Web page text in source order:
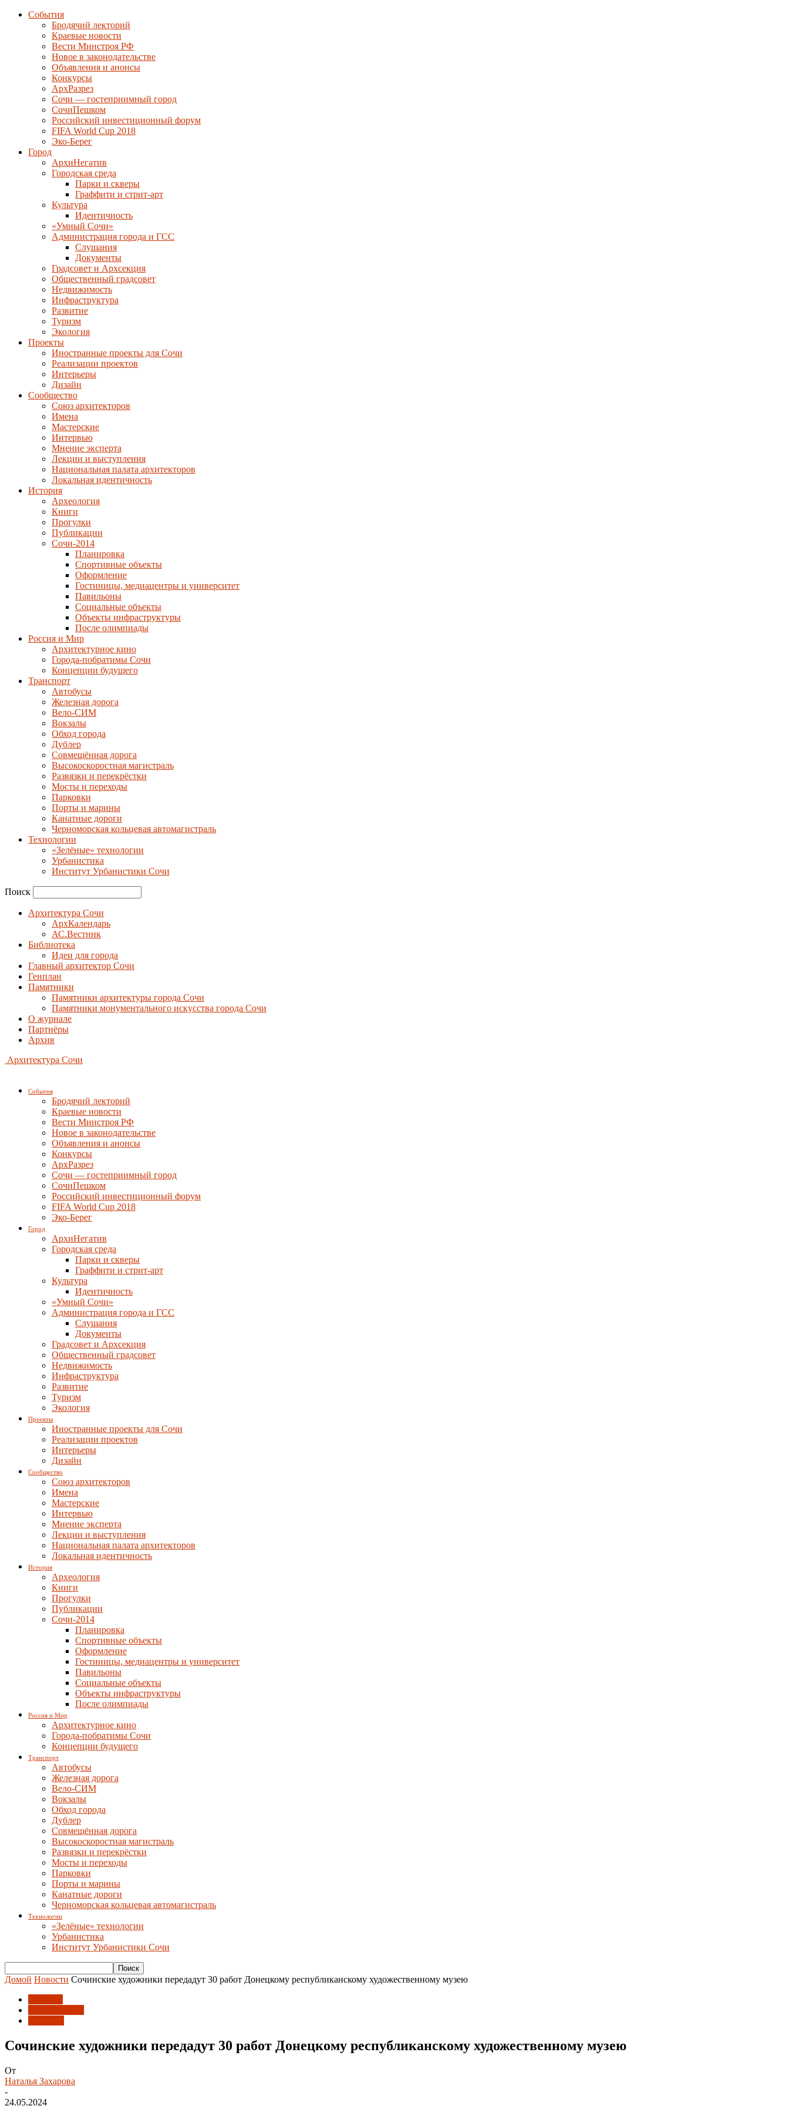
События
Бродячий лекторий
Краевые новости
Вести Минстроя РФ
Новое в законодательстве
Объявления и анонсы
Конкурсы
АрхРазрез
Сочи — гостеприимный город
СочиПешком
Российский инвестиционный форум
FIFA World Cup 2018
Эко-Берег
Город
АрхиНегатив
Городская среда
Парки и скверы
Граффити и стрит-арт
Культура
Идентичность
«Умный Сочи»
Администрация города и ГСС
Слушания
Документы
Градсовет и Архсекция
Общественный градсовет
Недвижимость
Инфраструктура
Развитие
Туризм
Экология
Проекты
Иностранные проекты для Сочи
Реализации проектов
Интерьеры
Дизайн
Сообщество
Союз архитекторов
Имена
Мастерские
Интервью
Мнение эксперта
Лекции и выступления
Национальная палата архитекторов
Локальная идентичность
История
Археология
Книги
Прогулки
Публикации
Сочи-2014
Планировка
Спортивные объекты
Оформление
Гостиницы, медиацентры и университет
Павильоны
Социальные объекты
Объекты инфраструктуры
После олимпиады
Россия и Мир
Архитектурное кино
Города-побратимы Сочи
Концепции будущего
Транспорт
Автобусы
Железная дорога
Вело-СИМ
Вокзалы
Обход города
Дублер
Совмещённая дорога
Высокоскоростная магистраль
Развязки и перекрёстки
Мосты и переходы
Парковки
Порты и марины
Канатные дороги
Черноморская кольцевая автомагистраль
Технологии
«Зелёные» технологии
Урбанистика
Институт Урбанистики Сочи
Поиск
Архитектура Сочи
АрхКалендарь
АС.Вестник
Библиотека
Идеи для города
Главный архитектор Сочи
Генплан
Памятники
Памятники архитектуры города Сочи
Памятники монументального искусства города Сочи
О журнале
Партнёры
Архив
Архитектура Сочи
События
Бродячий лекторий
Краевые новости
Вести Минстроя РФ
Новое в законодательстве
Объявления и анонсы
Конкурсы
АрхРазрез
Сочи — гостеприимный город
СочиПешком
Российский инвестиционный форум
FIFA World Cup 2018
Эко-Берег
Город
АрхиНегатив
Городская среда
Парки и скверы
Граффити и стрит-арт
Культура
Идентичность
«Умный Сочи»
Администрация города и ГСС
Слушания
Документы
Градсовет и Архсекция
Общественный градсовет
Недвижимость
Инфраструктура
Развитие
Туризм
Экология
Проекты
Иностранные проекты для Сочи
Реализации проектов
Интерьеры
Дизайн
Сообщество
Союз архитекторов
Имена
Мастерские
Интервью
Мнение эксперта
Лекции и выступления
Национальная палата архитекторов
Локальная идентичность
История
Археология
Книги
Прогулки
Публикации
Сочи-2014
Планировка
Спортивные объекты
Оформление
Гостиницы, медиацентры и университет
Павильоны
Социальные объекты
Объекты инфраструктуры
После олимпиады
Россия и Мир
Архитектурное кино
Города-побратимы Сочи
Концепции будущего
Транспорт
Автобусы
Железная дорога
Вело-СИМ
Вокзалы
Обход города
Дублер
Совмещённая дорога
Высокоскоростная магистраль
Развязки и перекрёстки
Мосты и переходы
Парковки
Порты и марины
Канатные дороги
Черноморская кольцевая автомагистраль
Технологии
«Зелёные» технологии
Урбанистика
Институт Урбанистики Сочи
Домой Новости Сочинские художники передадут 30 работ Донецкому республиканскому художественному музею
Сочинские художники передадут 30 работ Донецкому республиканскому художественному музею
От
Наталья Захарова
-
24.05.2024